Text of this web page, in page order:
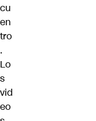
cu
en
tro
.
Lo
s
vid
eo